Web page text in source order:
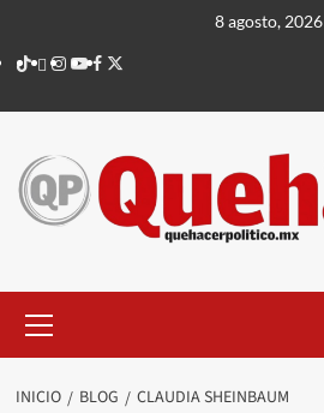
contenido
8 agosto, 2026
TikTok
threads
Instagram
Youtube
Facebook
X
principal
INICIO BLOG CLAUDIA SHEINBAUM